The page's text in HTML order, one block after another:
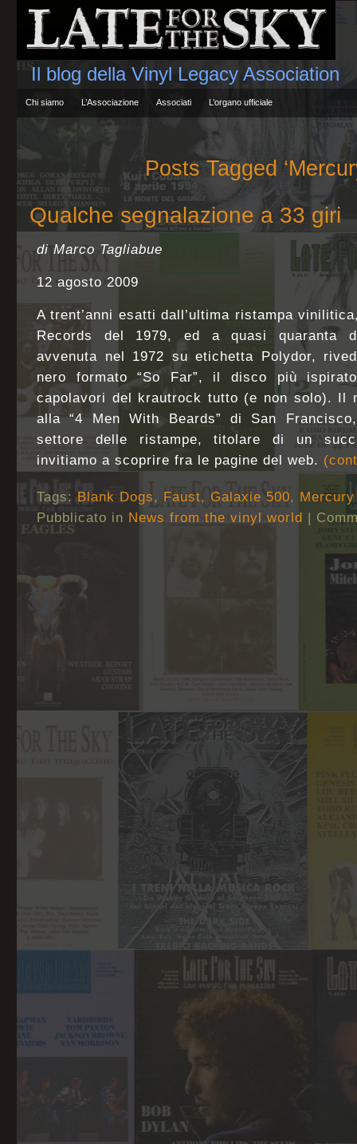
Il blog della Vinyl Legacy Association
Chi siamo L’Associazione Associati L’organo ufficiale
Posts Tagged
Qualche segnalazione a 33 giri
di Marco Tagliabue
12 agosto 2009
A trent’anni esatti dall’ultima ristampa
Records del 1979, ed a quasi quaranta
avvenuta nel 1972 su etichetta Polydor,
nero formato “So Far”, il disco più
capolavori del krautrock tutto (e non solo). Il
alla “4 Men With Beards” di San
settore delle ristampe, titolare di un
invitiamo a scoprire fra le pagine del web.
Tags:Blank Dogs, Faust, Galaxie 500,
Pubblicato in News from the vinyl world |